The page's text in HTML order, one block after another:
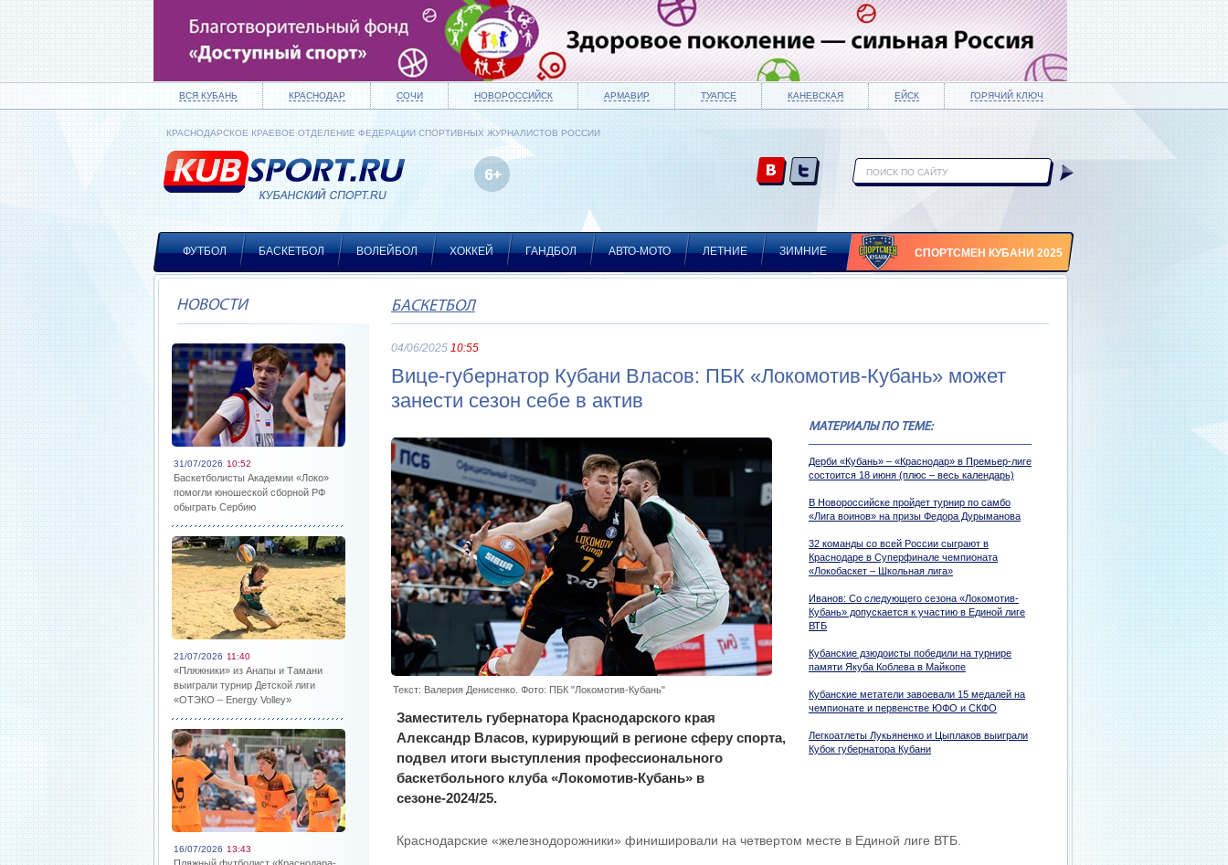
ВСЯ КУБАНЬ КРАСНОДАР СОЧИ НОВОРОССИЙСК АРМАВИР ТУАПСЕ КАНЕВСКАЯ ЕЙСК ГОРЯЧИЙ КЛЮЧ
КРАСНОДАРСКОЕ КРАЕВОЕ ОТДЕЛЕНИЕ ФЕДЕРАЦИИ СПОРТИВНЫХ ЖУРНАЛИСТОВ РОССИИ
ФУТБОЛ БАСКЕТБОЛ ВОЛЕЙБОЛ ХОККЕЙ ГАНДБОЛ АВТО-МОТО ЛЕТНИЕ ЗИМНИЕ СПОРТСМЕН КУБАНИ 2025
НОВОСТИ
31/07/2026 10:52
Баскетболисты Академии «Локо»
помогли юношеской сборной РФ
обыграть Сербию
21/07/2026 11:40
«Пляжники» из Анапы и Тамани
выиграли турнир Детской лиги
«ОТЭКО – Energy Volley»
16/07/2026 13:43
БАСКЕТБОЛ
04/06/2025 10:55
Вице-губернатор Кубани Власов: ПБК «Локомотив-Кубань» может
занести сезон себе в актив
МАТЕРИАЛЫ ПО ТЕМЕ:
Дерби «Кубань» – «Краснодар» в Премьер-лиге
состоится 18 июня (плюс – весь календарь)
В Новороссийске пройдет турнир по самбо
«Лига воинов» на призы Федора Дурыманова
32 команды со всей России сыграют в
Краснодаре в Суперфинале чемпионата
«Локобаскет – Школьная лига»
Иванов: Со следующего сезона «Локомотив-
Кубань» допускается к участию в Единой лиге
ВТБ
Кубанские дзюдоисты победили на турнире
памяти Якуба Коблева в Майкопе
Кубанские метатели завоевали 15 медалей на
чемпионате и первенстве ЮФО и СКФО
Легкоатлеты Лукьяненко и Цыплаков выиграли
Кубок губернатора Кубани
Текст: Валерия Денисенко. Фото: ПБК "Локомотив-Кубань"
Заместитель губернатора Краснодарского края
Александр Власов, курирующий в регионе сферу спорта,
подвел итоги выступления профессионального
баскетбольного клуба «Локомотив-Кубань» в
сезоне-2024/25.
Краснодарские «железнодорожники» финишировали на четвертом месте в Единой лиге ВТБ.